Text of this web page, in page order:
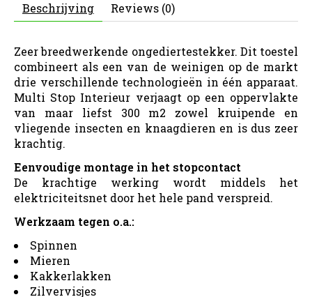
Beschrijving Reviews (0)
Zeer breedwerkende ongediertestekker. Dit toestel
combineert als een van de weinigen op de markt
drie verschillende technologieën in één apparaat.
Multi Stop Interieur verjaagt op een oppervlakte
van maar liefst 300 m2 zowel kruipende en
vliegende insecten en knaagdieren en is dus zeer
krachtig.
Eenvoudige montage in het stopcontact
De krachtige werking wordt middels het
elektriciteitsnet door het hele pand verspreid.
Werkzaam tegen o.a.:
Spinnen
Mieren
Kakkerlakken
Zilvervisjes